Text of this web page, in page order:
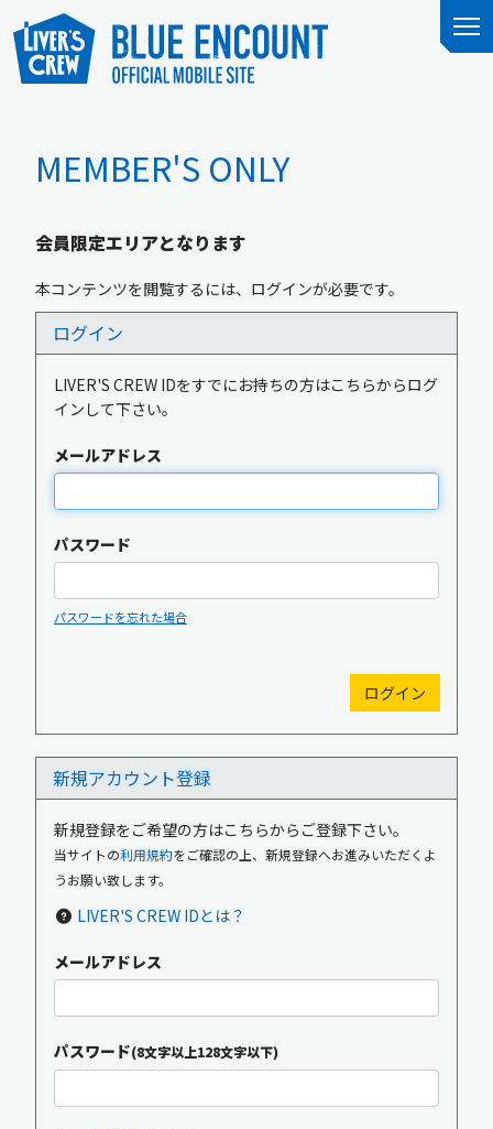
MEMBER'S ONLY
会員限定エリアとなります
本コンテンツを閲覧するには、ログインが必要です。
ログイン
LIVER'S CREW IDをすでにお持ちの方はこちらからログ
インして下さい。
メールアドレス
パスワード
パスワードを忘れた場合
新規アカウント登録
新規登録をご希望の方はこちらからご登録下さい。
当サイトの利用規約をご確認の上、新規登録へお進みいただくよ
うお願い致します。
LIVER'S CREW IDとは？
メールアドレス
パスワード(8文字以上128文字以下)